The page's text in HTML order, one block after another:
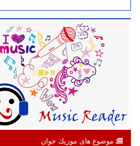
موضوع های موزیك خوان